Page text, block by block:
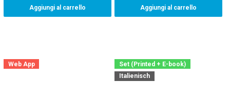
Aggiungi al carrello Aggiungi al carrello
Web App
Set (Printed + E-book)
Italienisch